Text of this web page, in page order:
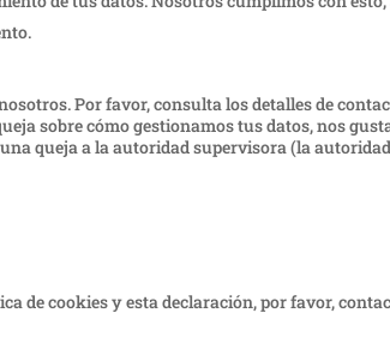
Por favor, consulta los detalles de
sobre cómo gestionamos tus datos, nos
queja a la autoridad supervisora (la
de cookies y esta declaración, por favor,